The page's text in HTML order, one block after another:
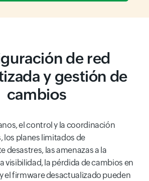
de red
y gestión de
cambios
el control y la coordinación
los planes limitados de
desastres, las amenazas a la
visibilidad, la pérdida de cambios en
el firmware desactualizado pueden